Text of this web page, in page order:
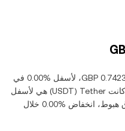
اعتبارًا من اليوم، تعادل USDT واحدة ‏‎‏‎0.74235‏‏ GBP‏، لأسفل‏ ‏‎0.00‎%‎‏ في
آخر 24 ساعة. وخلال الأسبوع الماضي، كانت Tether‏ (USDT) هي لأسفل‏
‏‎0.00‎%‎‏. وتتحرك USDT في اتجاه السوق هبوط‏، انخفاض‏ ‏‎0.00‎%‎‏ خلال